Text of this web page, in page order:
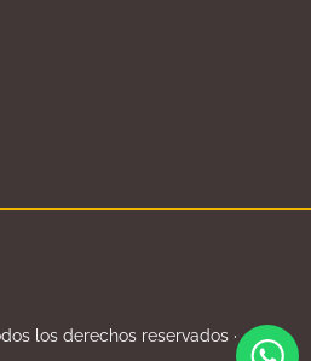
los derechos reservados ·